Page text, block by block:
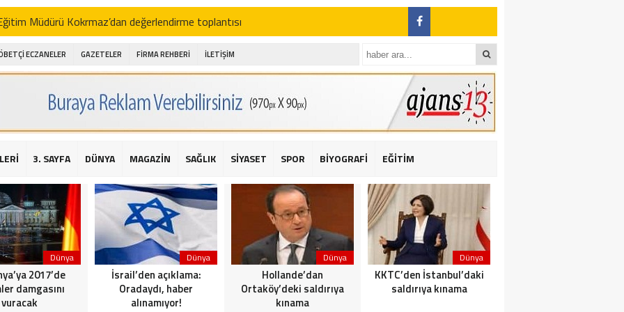
Müdürü Kokrmaz’dan değerlendirme toplantısı
Alibeyoğlu, Aile Destek Merkezini ziyaret etti
ıhlamur piyasalarda
şehitleri için bayraklı kayak gösterileri düzenlenecek
için yardım kermesi
2016 yılı değerlendirmesi
Sarıyer Çayırbaşı Cezayirli Hasan Paşa Camii’nde silahlı saldırı: 2 yaralı
Bahçeli’den Reina’ya düzenlenen terör saldırısına ilişkin açıklama
ECZANELER GAZETELER FİRMA REHBERİ İLETİŞİM
3. SAYFA DÜNYA MAGAZİN SAĞLIK SİYASET SPOR BİYOGRAFİ EĞİTİM
Dünya
2017’de
damgasını
vuracak
Dünya
İsrail’den açıklama:
Oradaydı, haber
alınamıyor!
Dünya
Hollande’dan
Ortaköy’deki saldırıya
kınama
Dünya
KKTC’den İstanbul’daki
saldırıya kınama